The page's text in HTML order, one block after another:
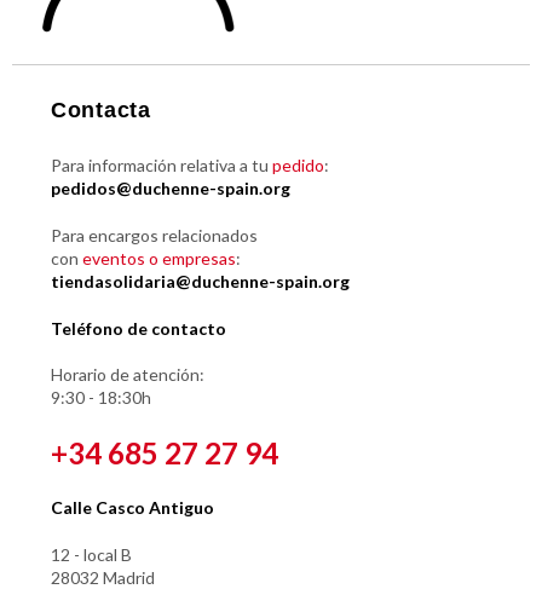
Contacta
Para información relativa a tu pedido:
pedidos@duchenne-spain.org
Para encargos relacionados
con eventos o empresas:
tiendasolidaria@duchenne-spain.org
Teléfono de contacto
Horario de atención:
9:30 - 18:30h
+34 685 27 27 94
Calle Casco Antiguo
12 - local B
28032 Madrid